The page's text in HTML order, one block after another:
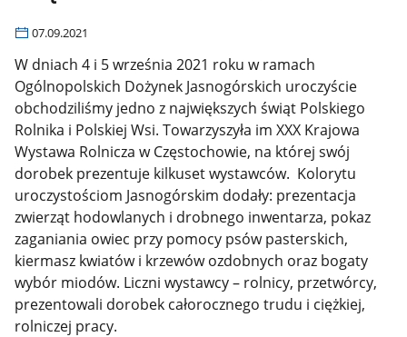
07.09.2021
W dniach 4 i 5 września 2021 roku w ramach
Ogólnopolskich Dożynek Jasnogórskich uroczyście
obchodziliśmy jedno z największych świąt Polskiego
Rolnika i Polskiej Wsi. Towarzyszyła im XXX Krajowa
Wystawa Rolnicza w Częstochowie, na której swój
dorobek prezentuje kilkuset wystawców. Kolorytu
uroczystościom Jasnogórskim dodały: prezentacja
zwierząt hodowlanych i drobnego inwentarza, pokaz
zaganiania owiec przy pomocy psów pasterskich,
kiermasz kwiatów i krzewów ozdobnych oraz bogaty
wybór miodów. Liczni wystawcy – rolnicy, przetwórcy,
prezentowali dorobek całorocznego trudu i ciężkiej,
rolniczej pracy.